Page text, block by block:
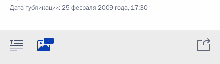
Дата публикации:25 февраля 2009 года, 17:30
1